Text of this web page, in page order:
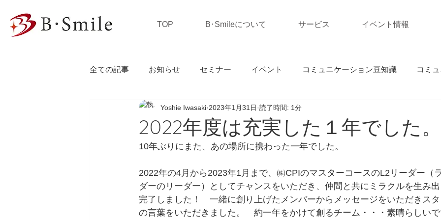
TOP B･Smileについて サービス イベント情報
全ての記事 お知らせ セミナー イベント コミュニケーション豆知識 コミ
私の独り言
2022年度は充実した１年でした。
Yoshie Iwasaki 2023年1月31日 読了時間: 1分
10年ぶりにまた、あの場所に携わった一年でした。
2022年の4月から2023年1月まで、㈱CPIのマスターコースのL2リーダー（
ダーのリーダー）としてチャンスをいただき、仲間と共にミラクルを生み
完了しました！　一緒に創り上げたメンバーからメッセージをいただきス
の言葉をいただきました。　約一年をかけて創るチーム・・・素晴らしい